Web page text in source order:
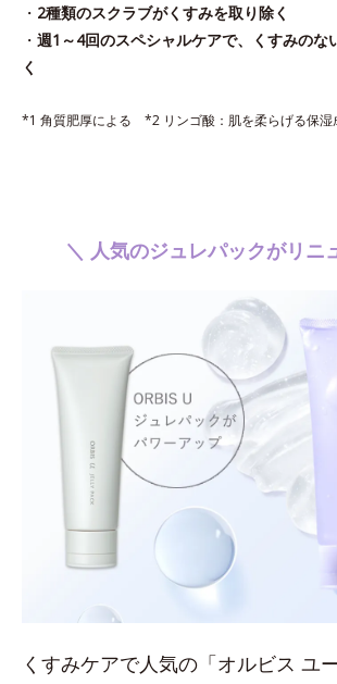
・ 2種類のスクラブがくすみを取り除く
・ 週1～4回のスペシャルケアで、くすみのな
く
*1 角質肥厚による *2 リンゴ酸：肌を柔らげる保湿
＼ 人気のジュレパックがリニ
くすみケアで人気の「オルビス ユ